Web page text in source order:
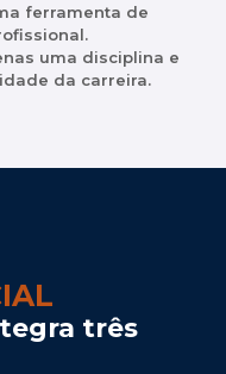
ferramenta de
uma disciplina e
da carreira.
três